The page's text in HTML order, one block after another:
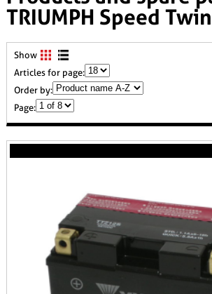
TRIUMPH Speed
Show
Articles for page:
Order by:
Page: